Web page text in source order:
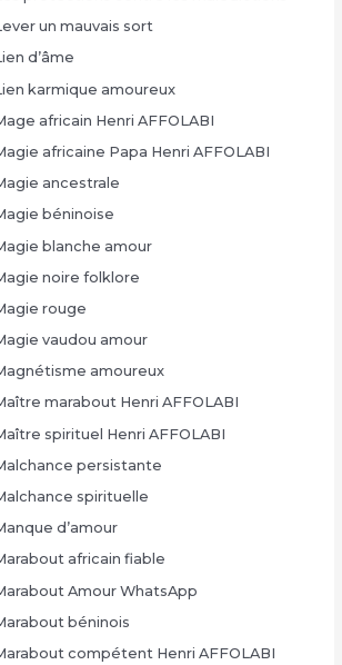
un mauvais sort
d’âme
karmique amoureux
africain Henri AFFOLABI
africaine Papa Henri AFFOLABI
ancestrale
béninoise
blanche amour
noire folklore
rouge
vaudou amour
amoureux
marabout Henri AFFOLABI
spirituel Henri AFFOLABI
persistante
spirituelle
d’amour
africain fiable
Amour WhatsApp
béninois
compétent Henri AFFOLABI